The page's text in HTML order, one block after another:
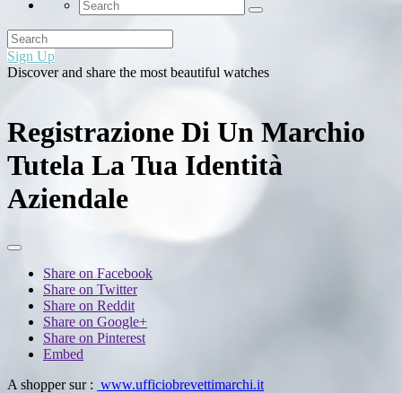
Sign Up
Discover and share the most beautiful watches
Registrazione Di Un Marchio
Tutela La Tua Identità
Aziendale
Share on Facebook
Share on Twitter
Share on Reddit
Share on Google+
Share on Pinterest
Embed
A shopper sur : www.ufficiobrevettimarchi.it